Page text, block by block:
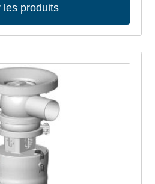
les produits